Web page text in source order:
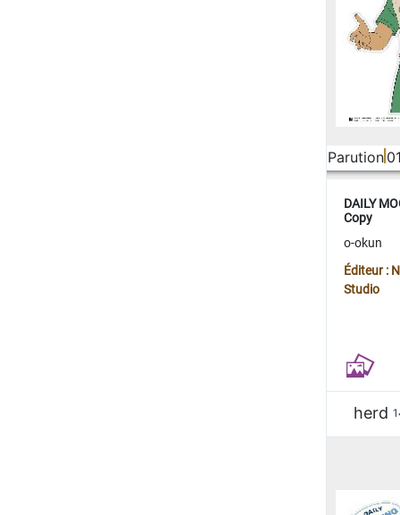
Parution
DAILY
Copy
o-okun
Éditeur :
Studio
herd